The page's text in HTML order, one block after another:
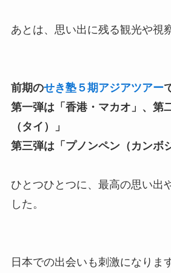
あとは、思い出に残る観光や視
前期のせき塾５期アジアツアー
第一弾は「香港・マカオ」、第
（タイ）」
第三弾は「プノンペン（カンボ
ひとつひとつに、最高の思い出
した。
日本での出会いも刺激になりま